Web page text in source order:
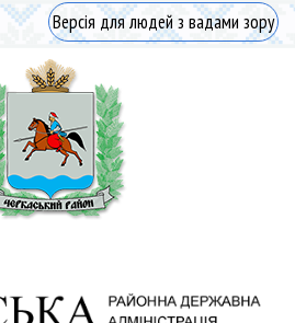
Версія для людей з вадами зору